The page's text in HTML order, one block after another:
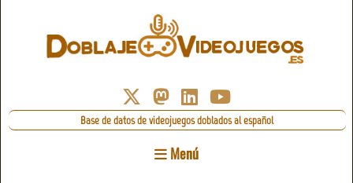
Base de datos de videojuegos doblados al español
Menú